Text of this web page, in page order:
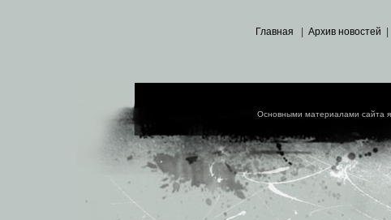
Главная Архив новостей
Основными материалами сайта